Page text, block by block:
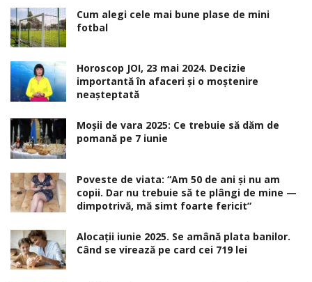
Cum alegi cele mai bune plase de mini
fotbal
Horoscop JOI, 23 mai 2024. Decizie
importantă în afaceri şi o moştenire
neaşteptată
Moșii de vara 2025: Ce trebuie să dăm de
pomană pe 7 iunie
Poveste de viata: “Am 50 de ani și nu am
copii. Dar nu trebuie să te plângi de mine —
dimpotrivă, mă simt foarte fericit”
Alocaţii iunie 2025. Se amână plata banilor.
Când se virează pe card cei 719 lei